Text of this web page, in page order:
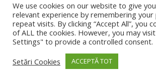
We use cookies on our website to give
relevant experience by remembering your
repeat visits. By clicking “Accept All”, you
of ALL the cookies. However, you may
Settings" to provide a controlled consent.
Setări Cookies
ACCEPTĂ TOT